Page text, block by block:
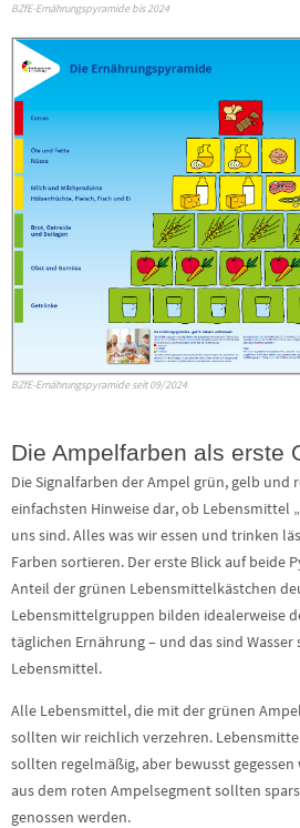
BZfE-Ernährungspyramide bis 2024
BZfE-Ernährungspyramide seit 09/2024
Die Ampelfarben als erste
Die Signalfarben der Ampel grün, gelb und
einfachsten Hinweise dar, ob Lebensmittel
uns sind. Alles was wir essen und trinken
Farben sortieren. Der erste Blick auf beide
Anteil der grünen Lebensmittelkästchen
Lebensmittelgruppen bilden idealerweise
täglichen Ernährung – und das sind
Lebensmittel.
Alle Lebensmittel, die mit der grünen
sollten wir reichlich verzehren.
sollten regelmäßig, aber bewusst
aus dem roten Ampelsegment sollten
genossen werden.